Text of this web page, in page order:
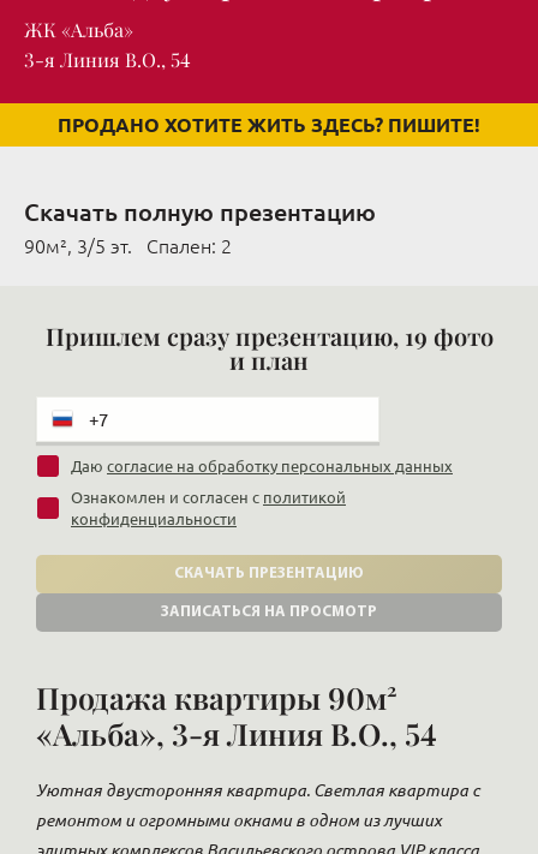
ЖК «Альба»
3-я Линия В.О., 54
ПРОДАНО ХОТИТЕ ЖИТЬ ЗДЕСЬ? ПИШИТЕ!
Скачать полную презентацию
90м², 3/5 эт. Cпален: 2
Пришлем сразу презентацию, 19 фото
и план
Даю согласие на обработку персональных данных
Ознакомлен и согласен с политикой
конфиденциальности
СКАЧАТЬ ПРЕЗЕНТАЦИЮ
ЗАПИСАТЬСЯ НА ПРОСМОТР
Продажа квартиры 90м²
«Альба», 3-я Линия В.О., 54
Уютная двусторонняя квартира. Светлая квартира с
ремонтом и огромными окнами в одном из лучших